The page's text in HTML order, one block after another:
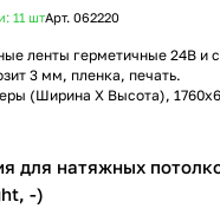
11 штАрт. 062220
ленты герметичные 24В и
3 мм, пленка, печать.
(Ширина Х Высота),
для натяжных
-)